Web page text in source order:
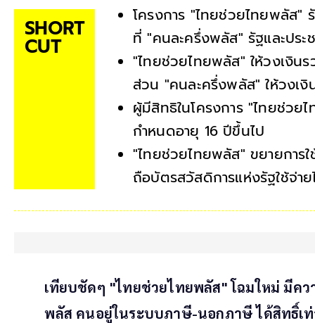
SHORT
CUT
โครงการ "ไทยช่วยไทยพลัส"
ที่ "คนละครึ่งพลัส" รัฐและประ
"ไทยช่วยไทยพลัส" ให้วงเงิน
ส่วน "คนละครึ่งพลัส" ให้วงเ
ผู้มีสิทธิในโครงการ "ไทยช่ว
กำหนดอายุ 16 ปีขึ้นไป
"ไทยช่วยไทยพลัส" ขยายการ
ถือบัตรสวัสดิการแห่งรัฐใช้จ่า
เทียบชัดๆ "ไทยช่วยไทยพลัส" โฉมใหม่ มีคว
พลัส คนอยู่ในระบบภาษี-นอกภาษี ได้สิทธิ์เ